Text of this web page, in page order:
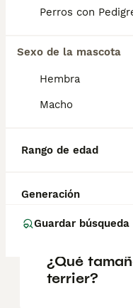
Perros con
Sexo de la mascota
Hembra
Macho
Rango de edad
Generación
Guardar búsqueda
familia y es
jovencito, lo
¿Cómo
¿Qué
terrier?